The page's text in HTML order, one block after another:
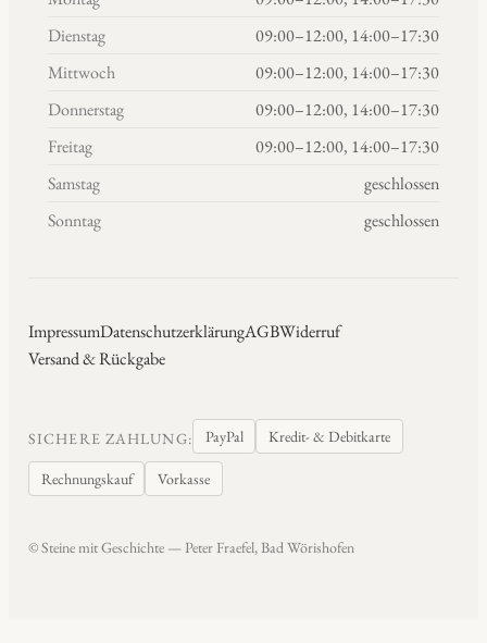
Dienstag
09:00–12:00, 14:00–17:30
Mittwoch
09:00–12:00, 14:00–17:30
Donnerstag
09:00–12:00, 14:00–17:30
Freitag
09:00–12:00, 14:00–17:30
Samstag
geschlossen
Sonntag
geschlossen
ImpressumDatenschutzerklärungAGBWiderruf
Versand & Rückgabe
SICHERE ZAHLUNG: PayPal Kredit- & Debitkarte
Rechnungskauf Vorkasse
© Steine mit Geschichte — Peter Fraefel, Bad Wörishofen